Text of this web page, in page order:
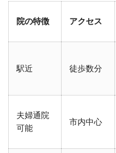
院の特徴 アクセス
駅近 徒歩数分
夫婦通院
可能
市内中心